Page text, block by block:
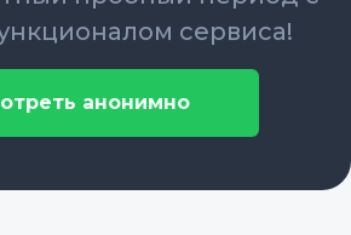
сервиса!
анонимно